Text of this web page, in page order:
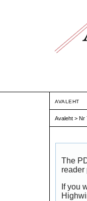
AVALEHT
Avaleht > Nr
The
reader
If you